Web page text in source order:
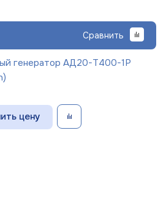
Сравнить
генератор АД20-Т400-1Р
цену